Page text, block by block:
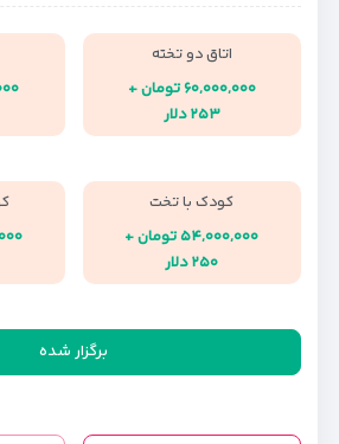
اتاق دو تخته
۶۰,۰۰۰,۰۰۰ تومان +
۲۵۳ دلار
کودک با تخت
۵۴,۰۰۰,۰۰۰ تومان +
۲۵۰ دلار
برگزار شده